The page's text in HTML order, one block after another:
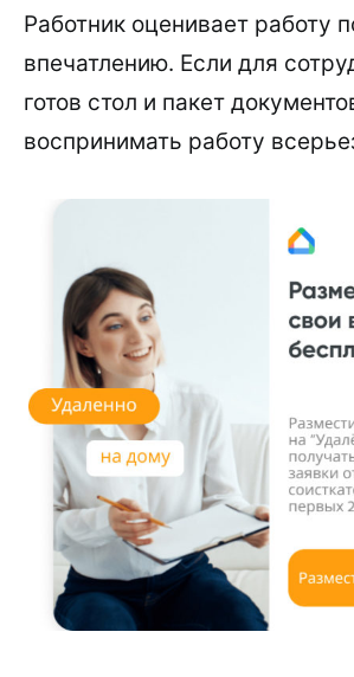
Работник оценивает работу
впечатлению. Если для
готов стол и пакет
воспринимать работу